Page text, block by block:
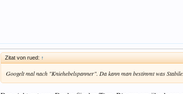
Zitat von rued: ↑
Googelt mal nach "Kniehebelspanner". Da kann man bestimmt was